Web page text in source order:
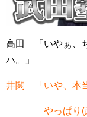
高田 「いやぁ、
ハ。」
井関 「いや、本
やっぱり(武田